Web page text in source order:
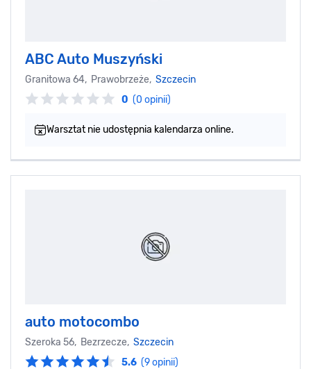
ABC Auto Muszyński
Granitowa 64, Prawobrzeże, Szczecin
0 (0 opinii)
Warsztat nie udostępnia kalendarza online.
auto motocombo
Szeroka 56, Bezrzecze, Szczecin
5.6 (9 opinii)